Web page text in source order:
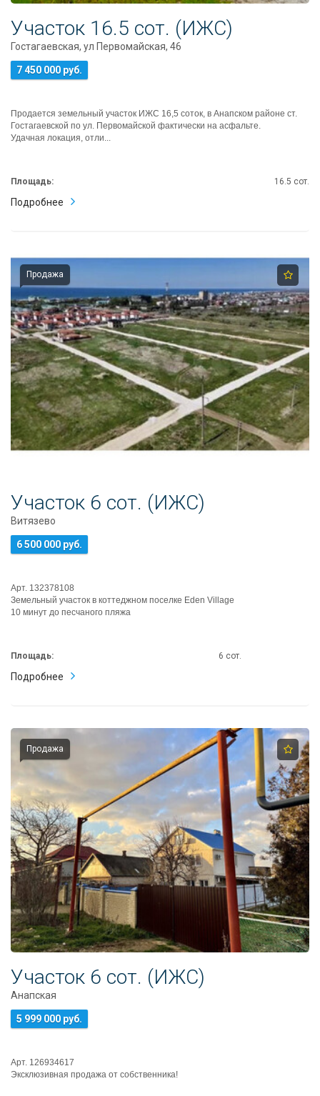
Участок 16.5 сот. (ИЖС)
Гостагаевская, ул Первомайская, 46
7 450 000 руб.
Продается земельный участок ИЖС 16,5 соток, в Анапском районе ст.
Гостагаевской по ул. Первомайской фактически на асфальте.
Удачная локация, отли...
Площадь: 16.5 сот.
Подробнее
Продажа
Участок 6 сот. (ИЖС)
Витязево
6 500 000 руб.
Арт. 132378108
Земельный участок в коттеджном поселке Eden Village
10 минут до песчаного пляжа
Площадь:
6 сот.
Подробнее
Продажа
Участок 6 сот. (ИЖС)
Анапская
5 999 000 руб.
Арт. 126934617
Эксклюзивная продажа от собственника!